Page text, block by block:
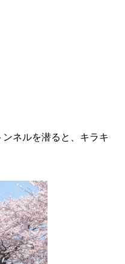
ネルを潜ると、キラキ